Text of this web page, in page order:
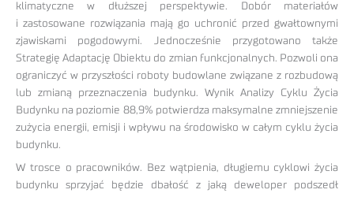
klimatyczne w dłuższej perspektywie. Dobór materiałów
i zastosowane rozwiązania mają go uchronić przed gwałtownymi
zjawiskami pogodowymi. Jednocześnie przygotowano także
Strategię Adaptację Obiektu do zmian funkcjonalnych. Pozwoli ona
ograniczyć w przyszłości roboty budowlane związane z rozbudową
lub zmianą przeznaczenia budynku. Wynik Analizy Cyklu Życia
Budynku na poziomie 88,9% potwierdza maksymalne zmniejszenie
zużycia energii, emisji i wpływu na środowisko w całym cyklu życia
budynku.
W trosce o pracowników. Bez wątpienia, długiemu cyklowi życia
budynku sprzyjać będzie dbałość z jaką deweloper podszedł